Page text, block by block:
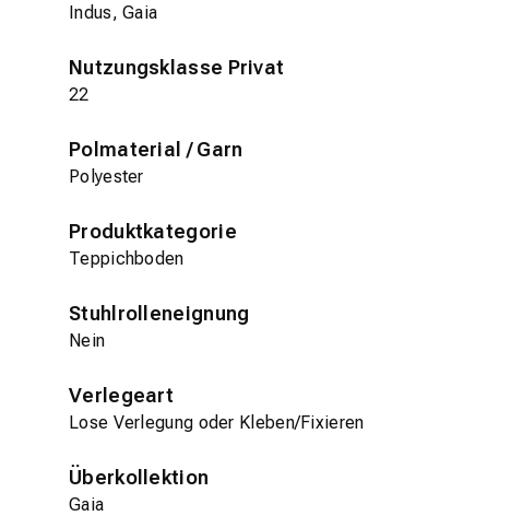
Indus, Gaia
Nutzungsklasse Privat
22
Polmaterial / Garn
Polyester
Produktkategorie
Teppichboden
Stuhlrolleneignung
Nein
Verlegeart
Lose Verlegung oder Kleben/Fixieren
Überkollektion
Gaia